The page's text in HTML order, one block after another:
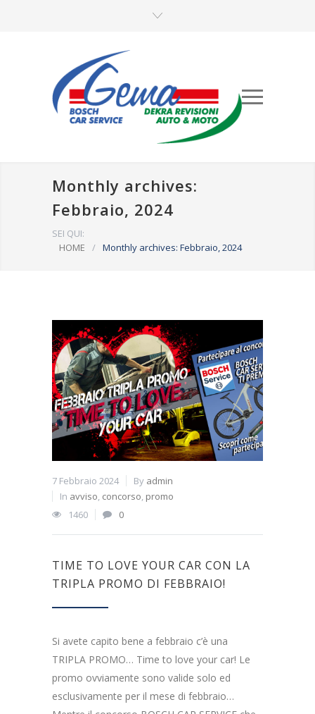
Monthly archives:
Febbraio, 2024
SEI QUI:
HOME
/ Monthly archives: Febbraio, 2024
7 Febbraio 2024 By admin
In avviso, concorso, promo
1460
0
TIME TO LOVE YOUR CAR CON LA
TRIPLA PROMO DI FEBBRAIO!
Si avete capito bene a febbraio c’è una
TRIPLA PROMO… Time to love your car! Le
promo ovviamente sono valide solo ed
esclusivamente per il mese di febbraio…